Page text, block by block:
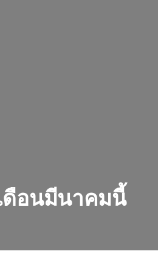
ดือนมีนาคมนี้